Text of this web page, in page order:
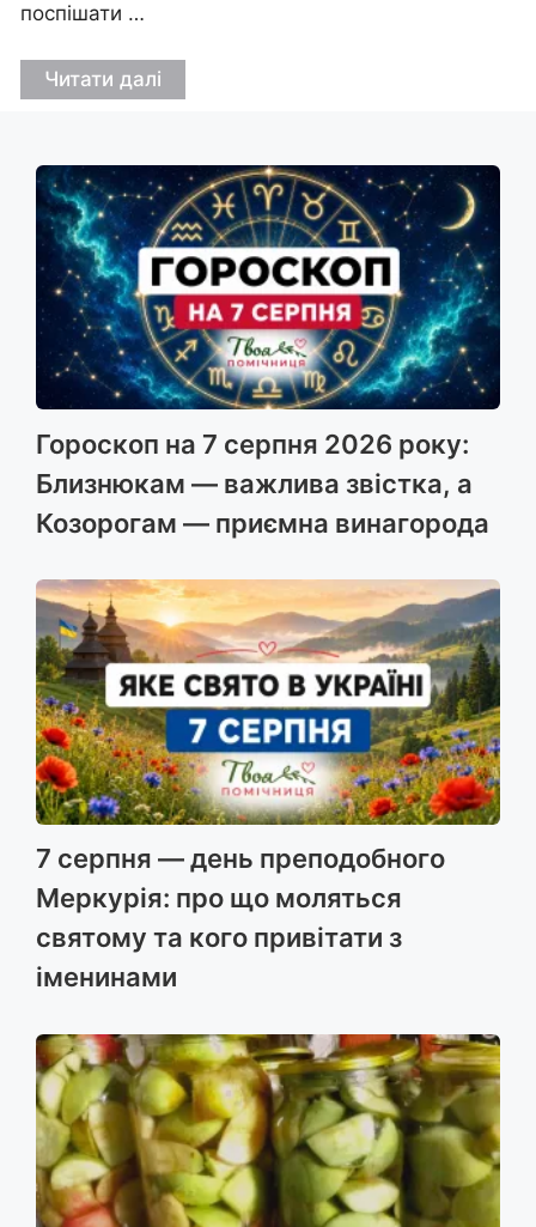
поспішати …
Читати далі
Гороскоп на 7 серпня 2026 року:
Близнюкам — важлива звістка, а
Козорогам — приємна винагорода
7 серпня — день преподобного
Меркурія: про що моляться
святому та кого привітати з
іменинами